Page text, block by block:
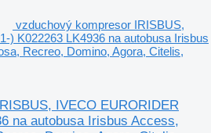
vzduchový kompresor IRISBUS,
) K022263 LK4936 na autobusa Irisbus
Recreo, Domino, Agora, Citelis,
IVECO EURORIDER
na autobusa Irisbus Access,